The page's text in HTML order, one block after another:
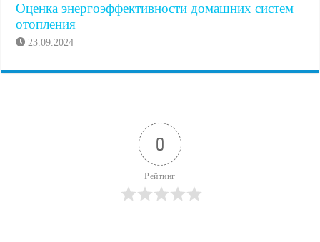
Оценка энергоэффективности домашних систем
отопления
23.09.2024
0
Рейтинг